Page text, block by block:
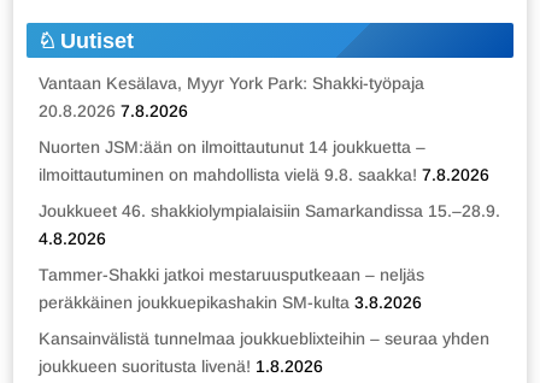
Uutiset
Vantaan Kesälava, Myyr York Park: Shakki-työpaja
20.8.2026 7.8.2026
Nuorten JSM:ään on ilmoittautunut 14 joukkuetta –
ilmoittautuminen on mahdollista vielä 9.8. saakka! 7.8.2026
Joukkueet 46. shakkiolympialaisiin Samarkandissa 15.–28.9.
4.8.2026
Tammer-Shakki jatkoi mestaruusputkeaan – neljäs
peräkkäinen joukkuepikashakin SM-kulta 3.8.2026
Kansainvälistä tunnelmaa joukkueblixteihin – seuraa yhden
joukkueen suoritusta livenä! 1.8.2026